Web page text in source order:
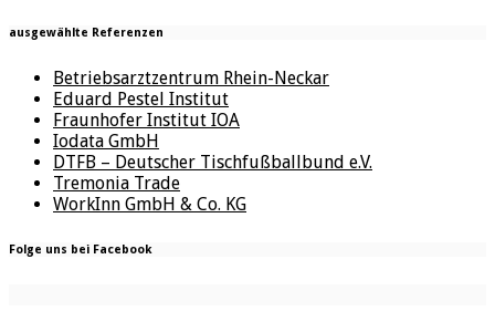
ausgewählte Referenzen
Betriebsarztzentrum Rhein-Neckar
Eduard Pestel Institut
Fraunhofer Institut IOA
Iodata GmbH
DTFB – Deutscher Tischfußballbund e.V.
Tremonia Trade
WorkInn GmbH & Co. KG
Folge uns bei Facebook